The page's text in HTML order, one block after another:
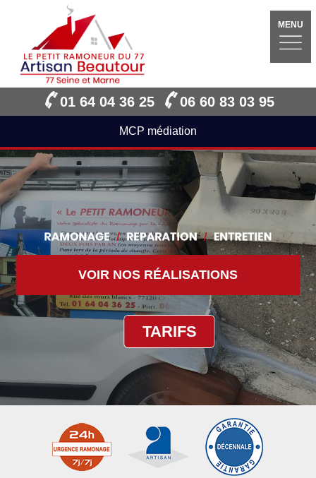
MENU
01 64 04 36 25 06 60 83 03 95
MCP médiation
VOIR NOS RÉALISATIONS
TARIFS